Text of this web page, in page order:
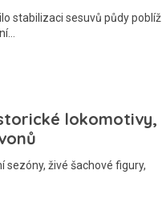
stabilizaci sesuvů půdy poblíž
lokomotivy,
sezóny, živé šachové figury,